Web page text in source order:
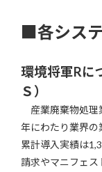
■各シス
環境将軍Rに
Ｓ）
産業廃棄物処理
年にわたり業界の
累計導入実績は
請求やマニフェ